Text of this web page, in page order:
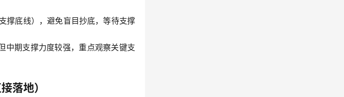
底线），避免盲目抄底，等待支撑
中期支撑力度较强，重点观察关键支
落地）